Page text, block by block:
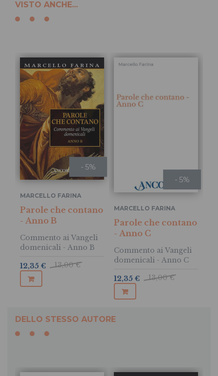
VISTO ANCHE...
- 5%
MARCELLO FARINA
Parole che contano
- Anno B
Commento ai Vangeli
domenicali - Anno B
13,00 €
12,35 €
- 5%
MARCELLO FARINA
Parole che contano
- Anno C
Commento ai Vangeli
domenicali - Anno C
13,00 €
12,35 €
DELLO STESSO AUTORE